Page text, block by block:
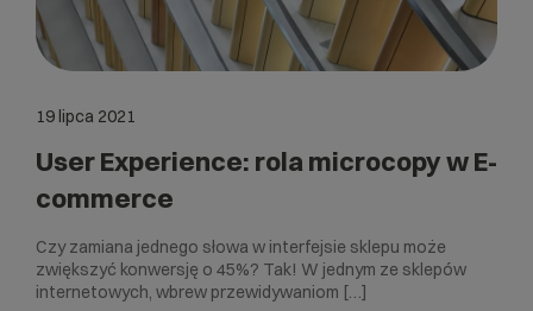
19 lipca 2021
User Experience: rola microcopy w E-
commerce
Czy zamiana jednego słowa w interfejsie sklepu może
zwiększyć konwersję o 45%? Tak! W jednym ze sklepów
internetowych, wbrew przewidywaniom […]